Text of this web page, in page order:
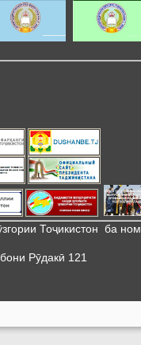
Тоҷикистон ба
Рӯдакӣ 121